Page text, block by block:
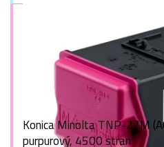
Konica Minolta TNP-27M
purpurový, 4500 stran